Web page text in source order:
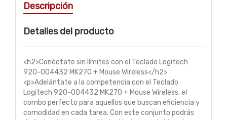
Descripción
Detalles del producto
<h2>Conéctate sin límites con el Teclado Logitech
920-004432 MK270 + Mouse Wireless</h2>
<p>Adelántate a la competencia con el Teclado
Logitech 920-004432 MK270 + Mouse Wireless, el
combo perfecto para aquellos que buscan eficiencia y
comodidad en cada tarea. Con este conjunto podrás